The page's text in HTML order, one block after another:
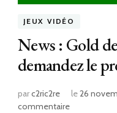
JEUX VIDÉO
News : Gold
demandez le
parc2ric2re le26
commentairesur